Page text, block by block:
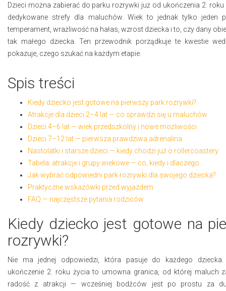
​Dzieci można zabierać do parku rozrywki już od ukończenia 2.
dedykowane strefy dla maluchów. Wiek to jednak tylko jeden
temperament, wrażliwość na hałas, wzrost dziecka i to, czy dany
tak małego dziecka. Ten przewodnik porządkuje te kwestie
pokazuje, czego szukać na każdym etapie.
Spis treści
Kiedy dziecko jest gotowe na pierwszy park rozrywki?
Atrakcje dla dzieci 2–4 lat — co sprawdzi się u maluchów
Dzieci 4–6 lat — wiek przedszkolny i nowe możliwości
Dzieci 7–12 lat — pierwsza prawdziwa adrenalina
Nastolatki i starsze dzieci — kiedy chodzi już o rollercoastery
Tabela: atrakcje i grupy wiekowe — co, kiedy i dlaczego
Jak wybrać odpowiedni park rozrywki dla swojego dziecka?
Praktyczne wskazówki przed wyjazdem
FAQ — najczęstsze pytania rodziców
Kiedy dziecko jest gotowe na
rozrywki?
Nie ma jednej odpowiedzi, która pasuje do każdego
ukończenie 2. roku życia to umowna granica, od której maluch
radość z atrakcji — wcześniej bodźców jest po prostu za